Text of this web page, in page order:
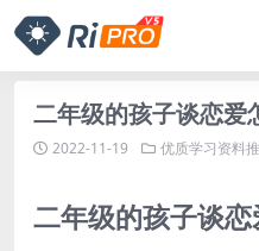
二年级的孩子谈恋爱
2022-11-19 优质学习资料
二年级的孩子谈